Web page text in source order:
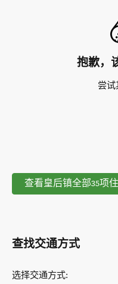
抱歉，
尝试
查看皇后镇全部35项
查找交通方式
选择交通方式: